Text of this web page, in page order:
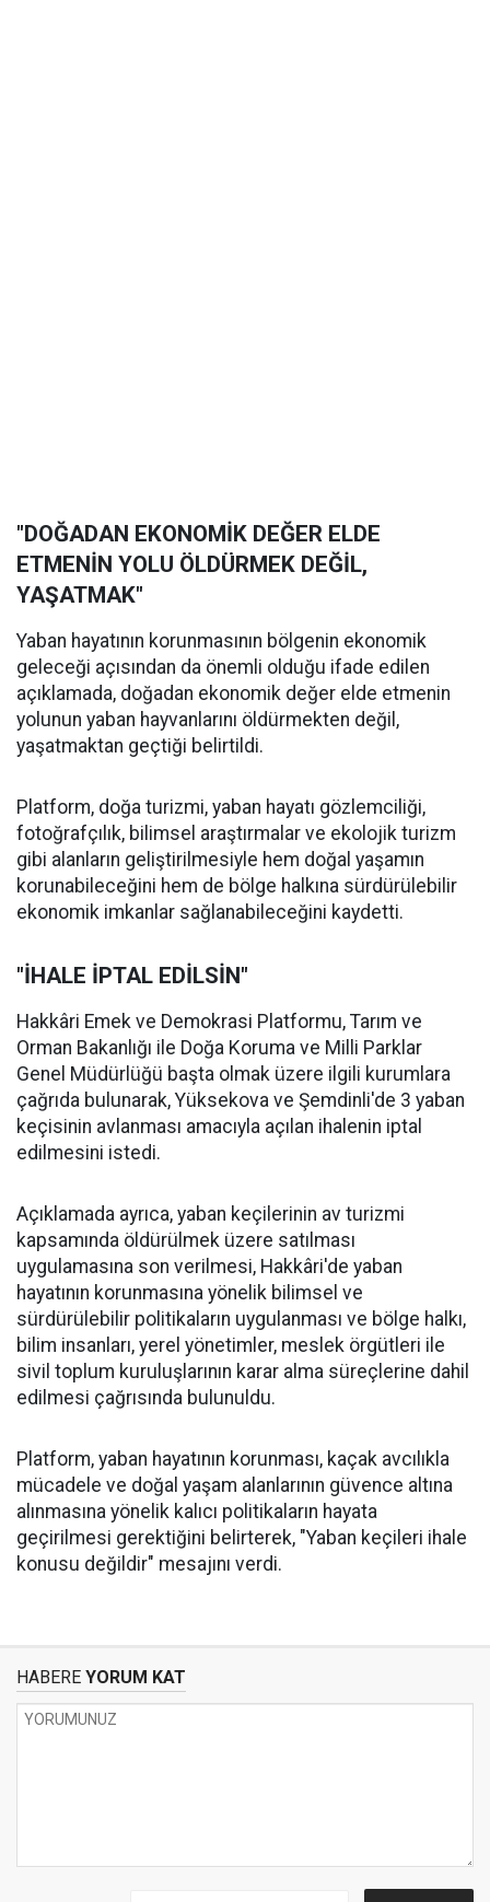
"DOĞADAN EKONOMİK DEĞER ELDE
ETMENİN YOLU ÖLDÜRMEK DEĞİL,
YAŞATMAK"
Yaban hayatının korunmasının bölgenin ekonomik
geleceği açısından da önemli olduğu ifade edilen
açıklamada, doğadan ekonomik değer elde etmenin
yolunun yaban hayvanlarını öldürmekten değil,
yaşatmaktan geçtiği belirtildi.
Platform, doğa turizmi, yaban hayatı gözlemciliği,
fotoğrafçılık, bilimsel araştırmalar ve ekolojik turizm
gibi alanların geliştirilmesiyle hem doğal yaşamın
korunabileceğini hem de bölge halkına sürdürülebilir
ekonomik imkanlar sağlanabileceğini kaydetti.
"İHALE İPTAL EDİLSİN"
Hakkâri Emek ve Demokrasi Platformu, Tarım ve
Orman Bakanlığı ile Doğa Koruma ve Milli Parklar
Genel Müdürlüğü başta olmak üzere ilgili kurumlara
çağrıda bulunarak, Yüksekova ve Şemdinli'de 3 yaban
keçisinin avlanması amacıyla açılan ihalenin iptal
edilmesini istedi.
Açıklamada ayrıca, yaban keçilerinin av turizmi
kapsamında öldürülmek üzere satılması
uygulamasına son verilmesi, Hakkâri'de yaban
hayatının korunmasına yönelik bilimsel ve
sürdürülebilir politikaların uygulanması ve bölge halkı,
bilim insanları, yerel yönetimler, meslek örgütleri ile
sivil toplum kuruluşlarının karar alma süreçlerine dahil
edilmesi çağrısında bulunuldu.
Platform, yaban hayatının korunması, kaçak avcılıkla
mücadele ve doğal yaşam alanlarının güvence altına
alınmasına yönelik kalıcı politikaların hayata
geçirilmesi gerektiğini belirterek, "Yaban keçileri ihale
konusu değildir" mesajını verdi.
HABERE YORUM KAT